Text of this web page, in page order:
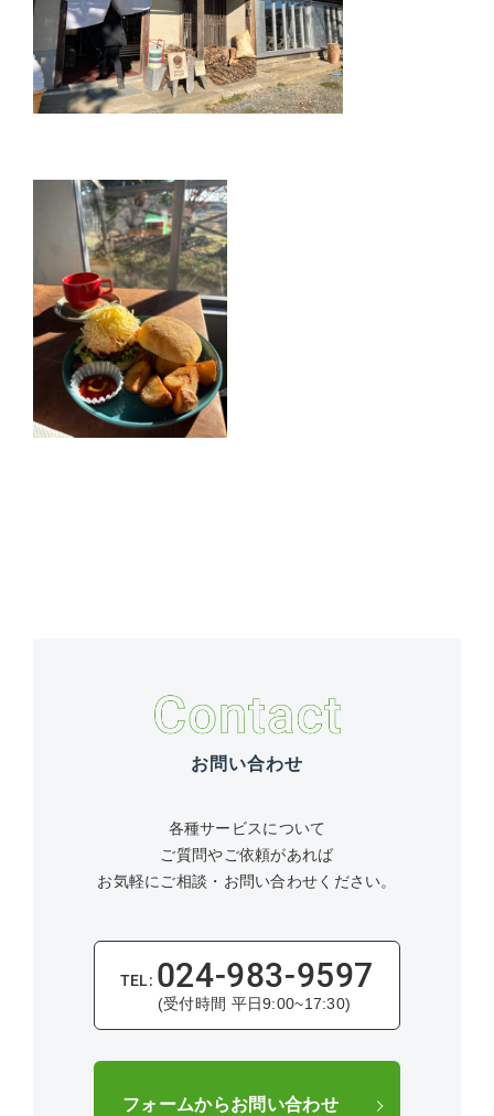
お問い合わせ
各種サービスについて
ご質問やご依頼があれば
お気軽にご相談・お問い合わせください。
024-983-9597
(受付時間 平日9:00~17:30)
フォームからお問い合わせ